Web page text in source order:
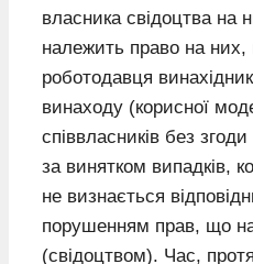
власника свідоцтва на
належить право на них,
роботодавця
винаходу (корисної
співвласників без
за винятком випадків,
не визнається
порушенням прав, що
(свідоцтвом). Час,